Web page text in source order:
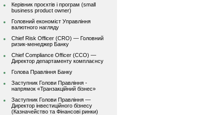
Керівник проєктів і програм (small
business product owner)
Головний економіст Управління
валютного нагляду
Chief Risk Officer (CRO) — Головний
ризик-менеджер Банку
Chief Compliance Officer (CCO) —
Директор департаменту комплаєнсу
Голова Правління Банку
Заступник Голови Правління -
напрямок «Транзакційний бізнес»
Заступник Голови Правління —
Директор інвестиційного бізнесу
(Казначейство та Фінансові ринки)